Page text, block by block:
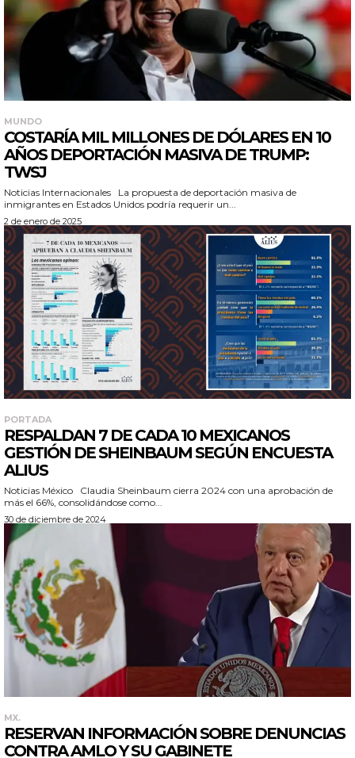
MUNDO
COSTARÍA MIL MILLONES DE DÓLARES EN 10
AÑOS DEPORTACIÓN MASIVA DE TRUMP:
TWSJ
Noticias Internacionales La propuesta de deportación masiva de
inmigrantes en Estados Unidos podría requerir un...
2 de enero de 2025
PORTADA
RESPALDAN 7 DE CADA 10 MEXICANOS
GESTIÓN DE SHEINBAUM SEGÚN ENCUESTA
ALIUS
Noticias México Claudia Sheinbaum cierra 2024 con una aprobación de
más el 66%, consolidándose como...
30 de diciembre de 2024
MX.
RESERVAN INFORMACIÓN SOBRE DENUNCIAS
CONTRA AMLO Y SU GABINETE